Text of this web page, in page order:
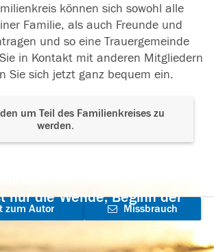
können sich sowohl alle
Familie, als auch Freunde und
und so eine Trauergemeinde
in Kontakt mit anderen Mitgliedern
Sie sich jetzt ganz bequem ein.
um Teil des Familienkreises zu
werden.
nur die Wende, Beginn der
zum Autor
Missbrauch